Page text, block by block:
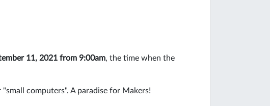
11, 2021 from 9:00am, the time when the
computers". A paradise for Makers!